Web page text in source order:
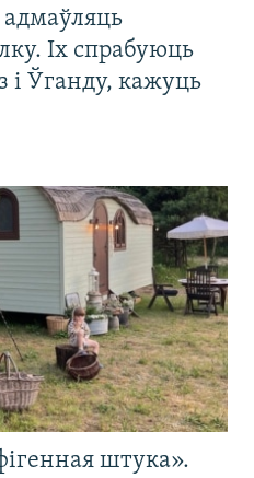
Іх спрабуюць
і Ўганду, кажуць
штука».